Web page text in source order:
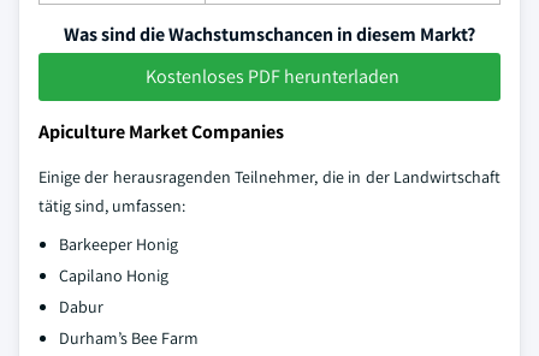
Was sind die Wachstumschancen in diesem Markt?
Kostenloses PDF herunterladen
Apiculture Market Companies
Einige der herausragenden Teilnehmer, die in der Landwirtschaft
tätig sind, umfassen:
Barkeeper Honig
Capilano Honig
Dabur
Durham’s Bee Farm